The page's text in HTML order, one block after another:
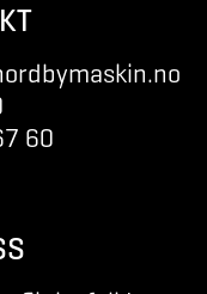
60